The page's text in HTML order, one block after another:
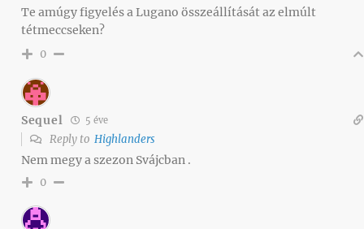
Te amúgy figyelés a Lugano összeállítását az elmúlt
tétmeccseken?
0
Sequel 5 éve
Reply to Highlanders
Nem megy a szezon Svájcban .
0